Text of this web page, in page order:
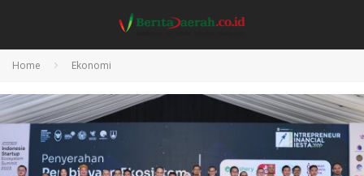
Home Ekonomi